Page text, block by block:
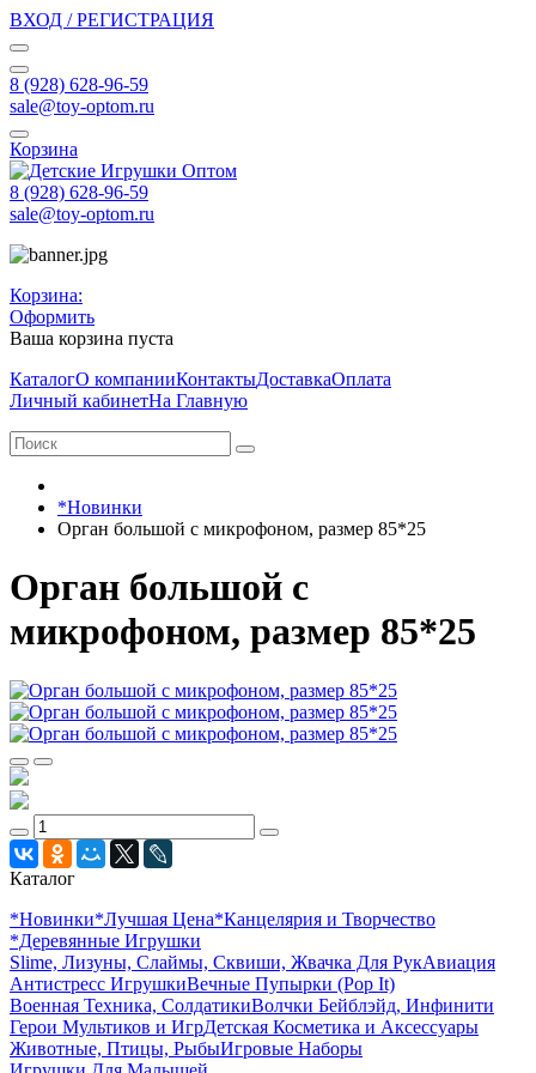
ВХОД / РЕГИСТРАЦИЯ
8 (928) 628-96-59
sale@toy-optom.ru
Корзина
8 (928) 628-96-59
sale@toy-optom.ru
Корзина:
Оформить
Ваша корзина пуста
КаталогО компанииКонтактыДоставкаОплата
Личный кабинетНа Главную
*Новинки
Орган большой с микрофоном, размер 85*25
Орган большой с
микрофоном, размер 85*25
Каталог
*Новинки*Лучшая Цена*Канцелярия и Творчество
*Деревянные Игрушки
Slime, Лизуны, Слаймы, Сквиши, Жвачка Для РукАвиация
Антистресс ИгрушкиВечные Пупырки (Pop It)
Военная Техника, СолдатикиВолчки Бейблэйд, Инфинити
Герои Мультиков и ИгрДетcкая Косметика и Аксессуары
Животные, Птицы, РыбыИгровые Наборы